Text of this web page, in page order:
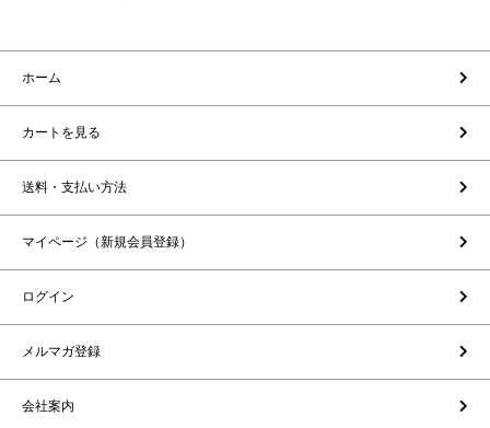
ホーム
カートを見る
送料・支払い方法
マイページ（新規会員登録）
ログイン
メルマガ登録
会社案内